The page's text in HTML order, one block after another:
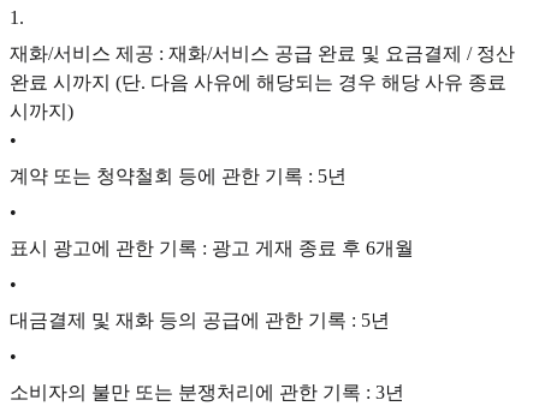
1 .
재화/서비스 제공 : 재화/서비스 공급 완료 및 요금결제 / 정산
완료 시까지 (단. 다음 사유에 해당되는 경우 해당 사유 종료
시까지)
•
계약 또는 청약철회 등에 관한 기록 : 5년
•
표시 광고에 관한 기록 : 광고 게재 종료 후 6개월
•
대금결제 및 재화 등의 공급에 관한 기록 : 5년
•
소비자의 불만 또는 분쟁처리에 관한 기록 : 3년